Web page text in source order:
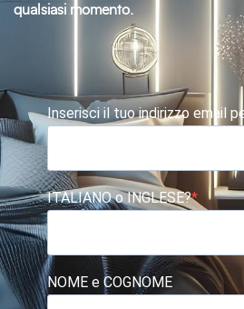
qualsiasi momento.
Inserisci il tuo indirizzo email
ITALIANO o INGLESE?
NOME e COGNOME